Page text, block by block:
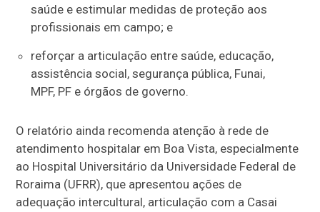
saúde e estimular medidas de proteção aos
profissionais em campo; e
reforçar a articulação entre saúde, educação,
assistência social, segurança pública, Funai,
MPF, PF e órgãos de governo.
O relatório ainda recomenda atenção à rede de
atendimento hospitalar em Boa Vista, especialmente
ao Hospital Universitário da Universidade Federal de
Roraima (UFRR), que apresentou ações de
adequação intercultural, articulação com a Casai